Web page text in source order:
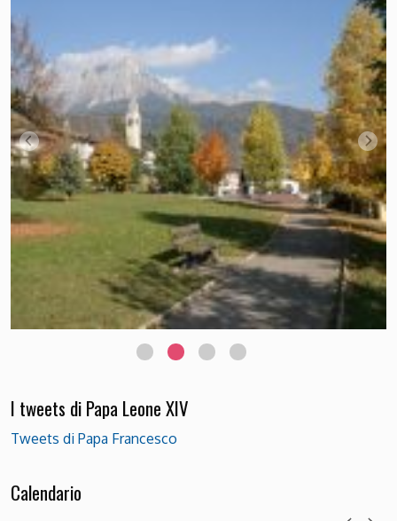
I tweets di Papa Leone XIV
Tweets di Papa Francesco
Calendario